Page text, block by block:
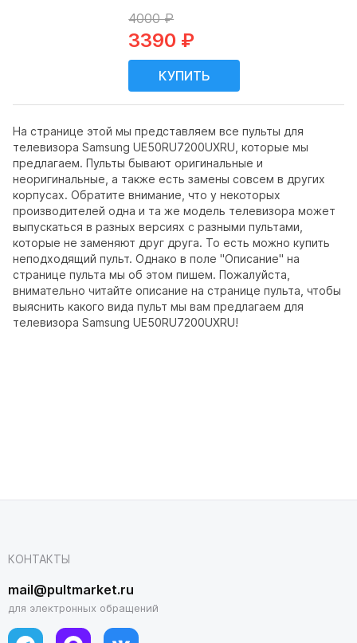
На странице этой мы представляем все пульты для
телевизора Samsung UE50RU7200UXRU, которые мы
предлагаем. Пульты бывают оригинальные и
неоригинальные, а также есть замены совсем в других
корпусах. Обратите внимание, что у некоторых
производителей одна и та же модель телевизора может
выпускаться в разных версиях с разными пультами,
которые не заменяют друг друга. То есть можно купить
неподходящий пульт. Однако в поле "Описание" на
странице пульта мы об этом пишем. Пожалуйста,
внимательно читайте описание на странице пульта, чтобы
выяснить какого вида пульт мы вам предлагаем для
телевизора Samsung UE50RU7200UXRU!
4000 ₽
3390 ₽
КОНТАКТЫ
mail@pultmarket.ru
для электронных обращений